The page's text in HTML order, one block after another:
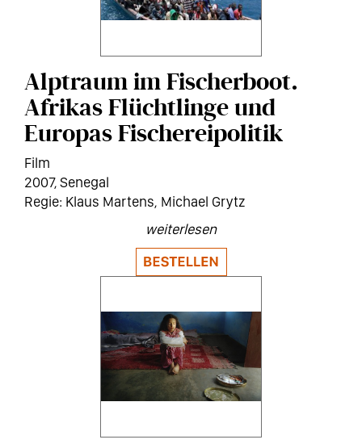
Alptraum im Fischerboot.
Afrikas Flüchtlinge und
Europas Fischereipolitik
Film
2007 Senegal
Klaus Martens, Michael Grytz
weiterlesen